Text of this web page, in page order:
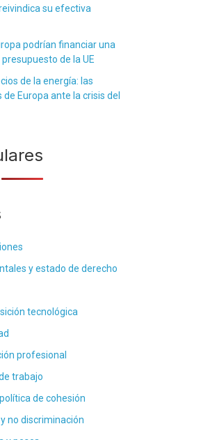
su efectiva
podrían financiar una
de la UE
de la energía: las
Europa ante la crisis del
y estado de derecho
tecnológica
profesional
trabajo
de cohesión
no discriminación